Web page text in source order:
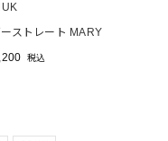
ストレート MARY
税込